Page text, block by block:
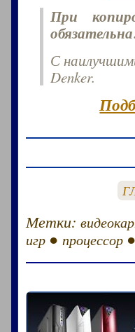
При
С
Denker.
Метки:
игр ● процессор ●